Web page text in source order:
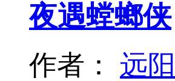
夜遇螳螂侠
作者： 远阳